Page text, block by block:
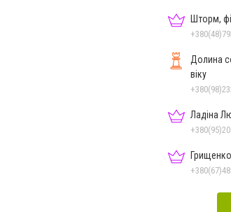
Шторм,
Долина
віку
Ладіна